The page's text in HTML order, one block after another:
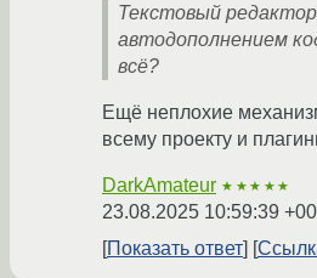
Текстовый
автодополнением
всё?
Ещё неплохие
всему проекту и
DarkAmateur ★★★★★
23.08.2025 10:59:39
Показать ответ